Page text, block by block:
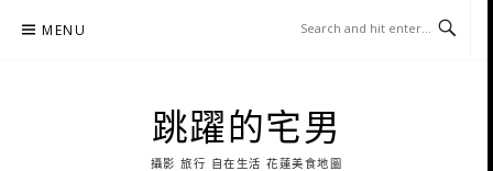
MENU
跳躍的宅男
攝影 旅行 自在生活 花蓮美食地圖